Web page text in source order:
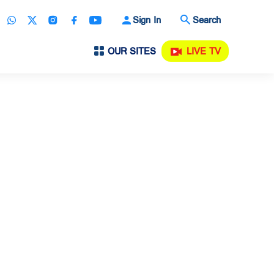
Sign In Search
OUR SITES LIVE TV